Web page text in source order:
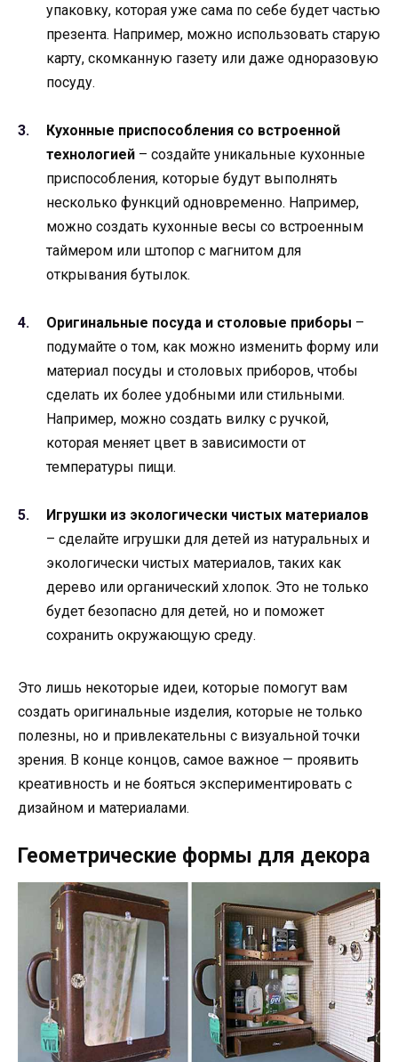
упаковку, которая уже сама по себе будет частью
презента. Например, можно использовать старую
карту, скомканную газету или даже одноразовую
посуду.
Кухонные приспособления со встроенной
технологией – создайте уникальные кухонные
приспособления, которые будут выполнять
несколько функций одновременно. Например,
можно создать кухонные весы со встроенным
таймером или штопор с магнитом для
открывания бутылок.
Оригинальные посуда и столовые приборы –
подумайте о том, как можно изменить форму или
материал посуды и столовых приборов, чтобы
сделать их более удобными или стильными.
Например, можно создать вилку с ручкой,
которая меняет цвет в зависимости от
температуры пищи.
Игрушки из экологически чистых материалов
– сделайте игрушки для детей из натуральных и
экологически чистых материалов, таких как
дерево или органический хлопок. Это не только
будет безопасно для детей, но и поможет
сохранить окружающую среду.
Это лишь некоторые идеи, которые помогут вам
создать оригинальные изделия, которые не только
полезны, но и привлекательны с визуальной точки
зрения. В конце концов, самое важное — проявить
креативность и не бояться экспериментировать с
дизайном и материалами.
Геометрические формы для декора